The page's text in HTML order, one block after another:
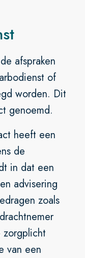
afspraken
of
worden. Dit
genoemd.
heeft een
de
in dat een
advisering
zoals
van een